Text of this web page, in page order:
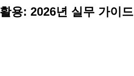
용: 2026년 실무 가이드